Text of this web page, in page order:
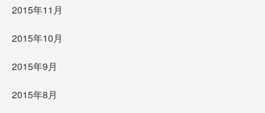
2015年11月
2015年10月
2015年9月
2015年8月